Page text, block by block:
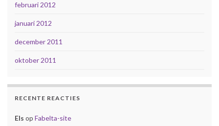
februari 2012
januari 2012
december 2011
oktober 2011
RECENTE REACTIES
Els op Fabelta-site